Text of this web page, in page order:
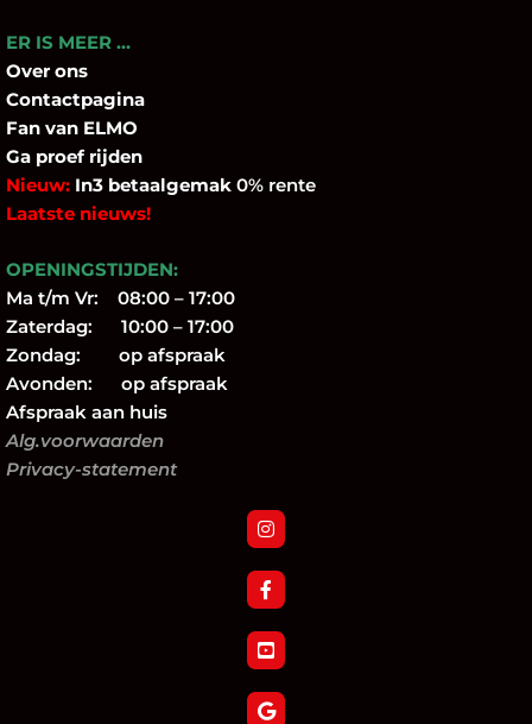
ER IS MEER …
Over ons
Contactpagina
Fan van ELMO
Ga proef rijden
Nieuw: In3 betaalgemak 0% rente
Laatste nieuws!
OPENINGSTIJDEN:
Ma t/m Vr: 08:00 – 17:00
Zaterdag: 10:00 – 17:00
Zondag: op afspraak
Avonden: op afspraak
Afspraak aan huis
Alg.voorwaarden
Privacy-statement